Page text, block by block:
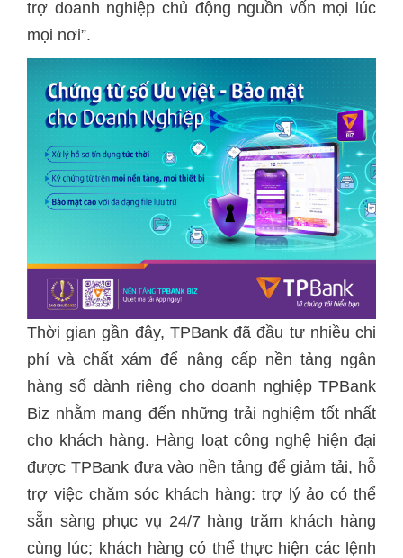
trợ doanh nghiệp chủ động nguồn vốn mọi lúc
mọi nơi”.
Thời gian gần đây, TPBank đã đầu tư nhiều chi
phí và chất xám để nâng cấp nền tảng ngân
hàng số dành riêng cho doanh nghiệp TPBank
Biz nhằm mang đến những trải nghiệm tốt nhất
cho khách hàng. Hàng loạt công nghệ hiện đại
được TPBank đưa vào nền tảng để giảm tải, hỗ
trợ việc chăm sóc khách hàng: trợ lý ảo có thể
sẵn sàng phục vụ 24/7 hàng trăm khách hàng
cùng lúc; khách hàng có thể thực hiện các lệnh